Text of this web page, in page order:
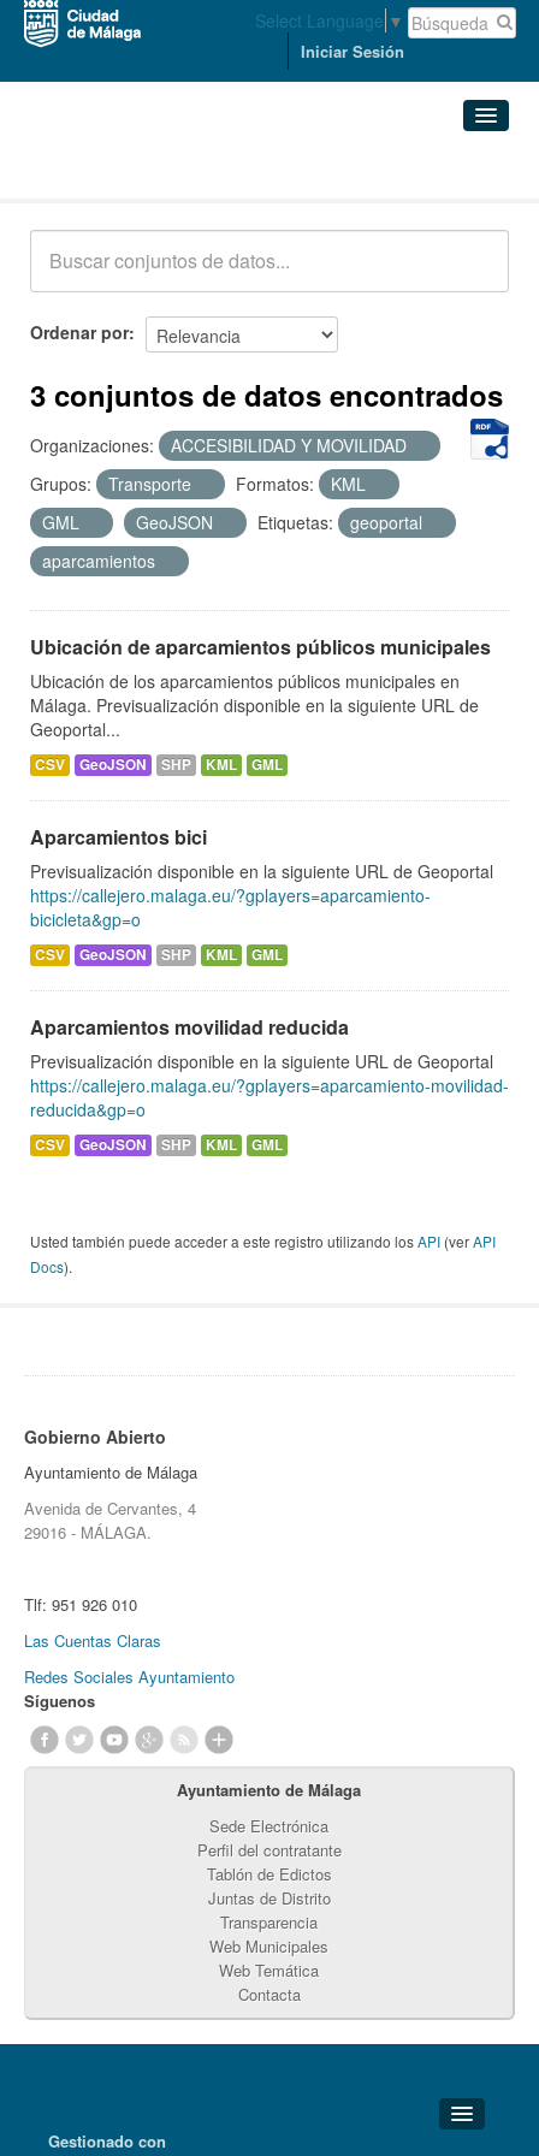
Select Language ▼
Iniciar Sesión
Acerca de
Ordenar por
3 conjuntos de datos encontrados
Organizaciones:
ACCESIBILIDAD Y MOVILIDAD
Grupos:
Transporte Formatos:
KML
GML
GeoJSON Etiquetas:
geoportal
aparcamientos
Ubicación de aparcamientos públicos municipales
Ubicación de los aparcamientos públicos municipales en
Málaga. Previsualización disponible en la siguiente URL de
Geoportal...
CSV GeoJSON SHP KML GML
Aparcamientos bici
Previsualización disponible en la siguiente URL de Geoportal
https://callejero.malaga.eu/?gplayers=aparcamiento-
bicicleta&gp=o
CSV GeoJSON SHP KML GML
Aparcamientos movilidad reducida
Previsualización disponible en la siguiente URL de Geoportal
https://callejero.malaga.eu/?gplayers=aparcamiento-movilidad-
reducida&gp=o
CSV GeoJSON SHP KML GML
Usted también puede acceder a este registro utilizando losAPI (verAPI
Docs).
Gobierno Abierto
Ayuntamiento de Málaga
Avenida de Cervantes, 4
29016 - MÁLAGA.
Tlf: 951 926 010
Las Cuentas Claras
Redes Sociales Ayuntamiento
Síguenos
Ayuntamiento de Málaga
Sede Electrónica
Perfil del contratante
Tablón de Edictos
Juntas de Distrito
Transparencia
Web Municipales
Web Temática
Contacta
Gestionado con